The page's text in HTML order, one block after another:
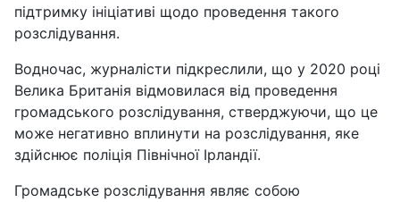
підтримку ініціативі щодо проведення такого
розслідування.
Водночас, журналісти підкреслили, що у 2020 році
Велика Британія відмовилася від проведення
громадського розслідування, стверджуючи, що це
може негативно вплинути на розслідування, яке
здійснює поліція Північної Ірландії.
Громадське розслідування являє собою